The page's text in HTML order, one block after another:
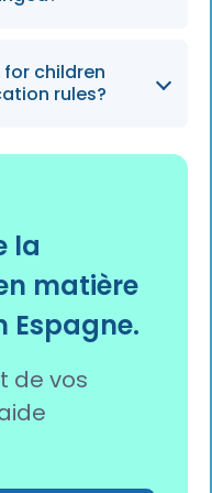
for
three years
children
rules?
has
provided they
la
matière
Espagne.
de vos